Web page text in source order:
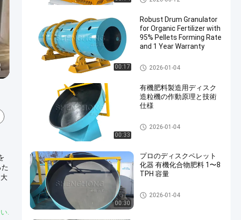
.
00:17
Robust Drum Granulator
for Organic Fertilizer with
95% Pellets Forming Rate
and 1 Year Warranty
有機肥料の造粒機
2026-01-04
00:33
有機肥料製造用ディスク
造粒機の作動原理と技術
仕様
有機肥料の造粒機
2026-01-04
00:30
プロのディスクペレット
化器 有機化合物肥料 1〜8
TPH 容量
有機肥料の造粒機
2026-01-04